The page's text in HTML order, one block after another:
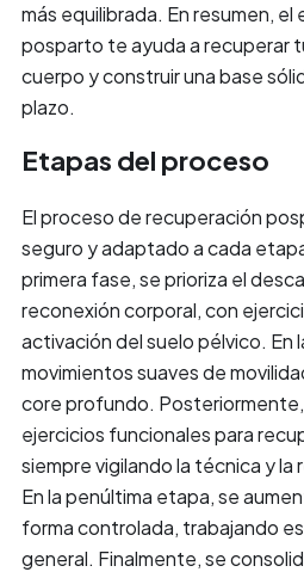
más equilibrada. En resumen,
posparto te ayuda a recuperar
cuerpo y construir una base
plazo.
Etapas del proceso
El proceso de recuperación
seguro y adaptado a cada
primera fase, se prioriza el
reconexión corporal, con
activación del suelo pélvico. En
movimientos suaves de
core profundo.
ejercicios funcionales para
siempre vigilando la técnica y
En la penúltima etapa, se
forma controlada, trabajando
general. Finalmente, se